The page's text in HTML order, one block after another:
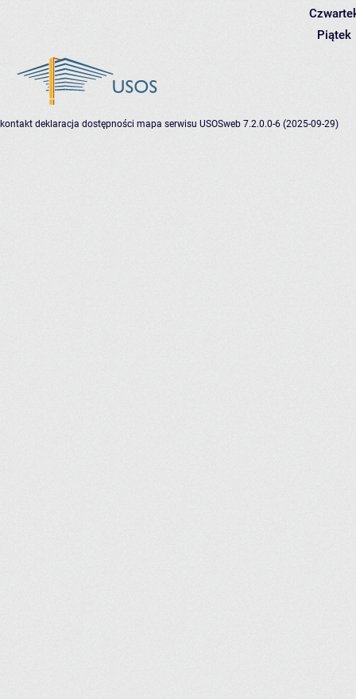
Piątek
kontakt deklaracja dostępności mapa serwisu USOSweb 7.2.0.0-6 (2025-09-29)